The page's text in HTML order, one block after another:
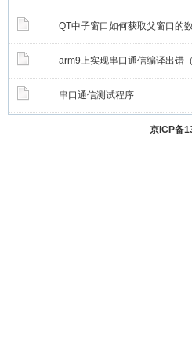
QT中子窗口如何获取父窗口的
arm9上实现串口通信编译出错
串口通信测试程序
京ICP